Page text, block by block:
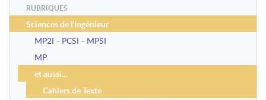
RUBRIQUES
Sciences de l’Ingénieur
MP2I - PCSI - MPSI
MP
et aussi...
Cahiers de Texte